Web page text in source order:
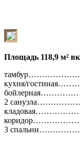
Площадь 118,9 м²
кухня/
2
3